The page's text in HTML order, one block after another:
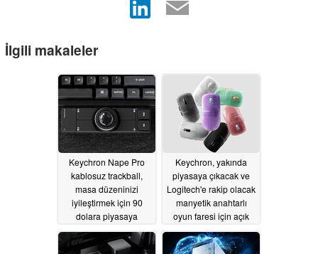
İlgili makaleler
Keychron Nape Pro
kablosuz trackball,
masa düzeninizi
iyileştirmek için 90
dolara piyasaya
sürüldü07/31/2026
Keychron, yakında
piyasaya çıkacak ve
Logitech'e rakip olacak
manyetik anahtarlı
oyun faresi için açık
kaynaklı fare yazılımını
tanıttı07/29/2026